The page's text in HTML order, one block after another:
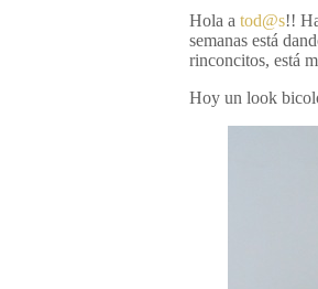
Hola a tod@s!!
semanas está
rinconcitos, está
Hoy un look